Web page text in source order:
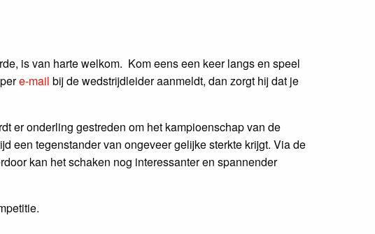
is van harte welkom. Kom eens een keer langs en speel
e-mail bij de wedstrijdleider aanmeldt, dan zorgt hij dat je
er onderling gestreden om het kampioenschap van de
een tegenstander van ongeveer gelijke sterkte krijgt. Via de
kan het schaken nog interessanter en spannender